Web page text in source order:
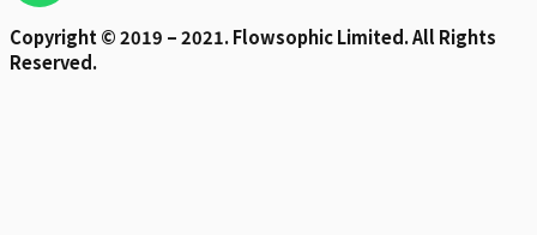
Copyright © 2019 – 2021. Flowsophic Limited. All Rights
Reserved.